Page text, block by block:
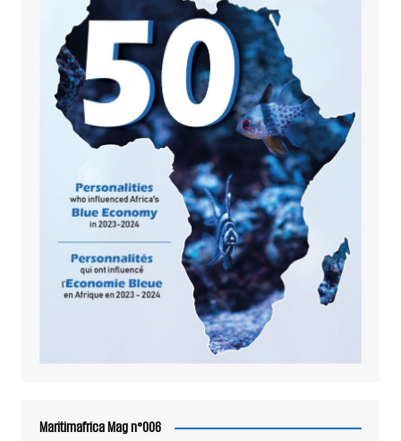
Maritimafrica Mag n°006